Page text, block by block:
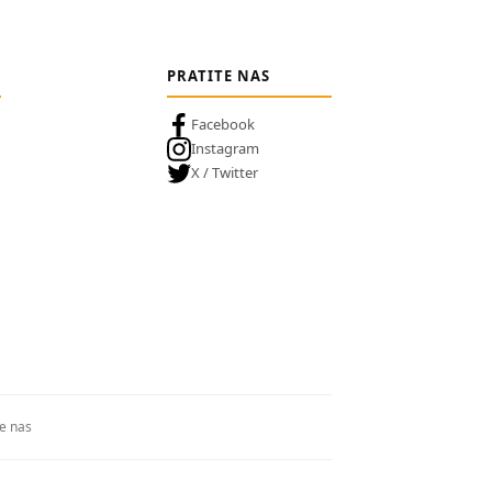
PRATITE NAS
Facebook
Instagram
X / Twitter
nas